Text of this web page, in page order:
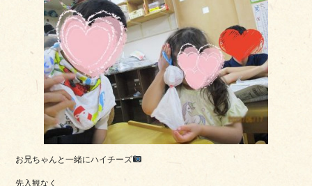
お兄ちゃんと一緒にハイチーズ
先入観なく